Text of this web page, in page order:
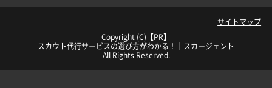
サイトマップ
Copyright (C)【PR】
スカウト代行サービスの選び方がわかる！｜スカージェント
All Rights Reserved.